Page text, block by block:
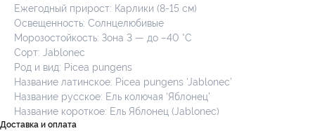
Ежегодный прирост: Карлики (8-15 см)
Освещенность: Солнцелюбивые
Морозостойкость: Зона 3 — до −40 °C
Сорт: Jablonec
Род и вид: Picea pungens
Название латинское: Picea pungens ‘Jablonec’
Название русское: Ель колючая ‘Яблонец’
Название короткое: Ель Яблонец (Jablonec)
Доставка и оплата